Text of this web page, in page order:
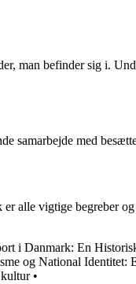
man befinder sig i.
med
alle vigtige begreber
i Danmark: En
og National Identitet:
•